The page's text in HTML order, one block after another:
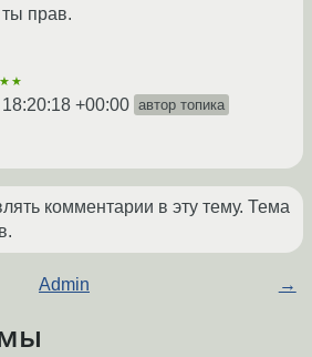
прав.
+00:00 автор топика
комментарии в эту тему. Тема
Admin →